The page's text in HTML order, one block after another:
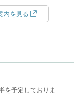
内を見る
を予定しておりま